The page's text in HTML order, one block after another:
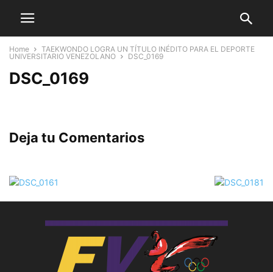
Home
TAEKWONDO LOGRA UN TÍTULO INÉDITO PARA EL DEPORTE
UNIVERSITARIO VENEZOLANO
DSC_0169
DSC_0169
Deja tu Comentarios